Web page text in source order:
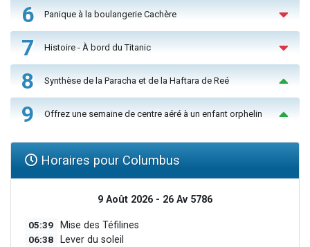
6 Panique à la boulangerie Cachère
7 Histoire - À bord du Titanic
8 Synthèse de la Paracha et de la Haftara de Reé
9 Offrez une semaine de centre aéré à un enfant orphelin
Horaires pour Columbus
9 Août 2026 - 26 Av 5786
05:39 Mise des Téfilines
06:38 Lever du soleil